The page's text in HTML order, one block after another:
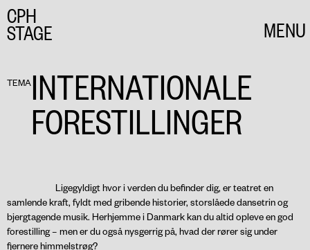
CPH
STAGE
MENU
TEMAINTERNATIONALE
FORESTILLINGER
Ligegyldigt hvor i verden du befinder dig, er teatret en
samlende kraft, fyldt med gribende historier, storslåede dansetrin og
bjergtagende musik. Herhjemme i Danmark kan du altid opleve en god
forestilling – men er du også nysgerrig på, hvad der rører sig under
fjernere himmelstrøg?